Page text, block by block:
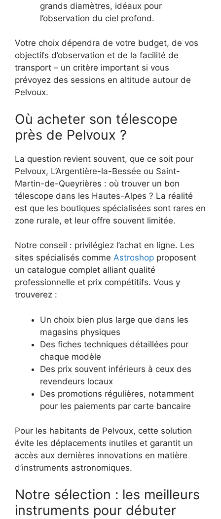
grands diamètres, idéaux pour
l’observation du ciel profond.
Votre choix dépendra de votre budget, de vos
objectifs d’observation et de la facilité de
transport – un critère important si vous
prévoyez des sessions en altitude autour de
Pelvoux.
Où acheter son télescope
près de Pelvoux ?
La question revient souvent, que ce soit pour
Pelvoux, L’Argentière-la-Bessée ou Saint-
Martin-de-Queyrières : où trouver un bon
télescope dans les Hautes-Alpes ? La réalité
est que les boutiques spécialisées sont rares en
zone rurale, et leur offre souvent limitée.
Notre conseil : privilégiez l’achat en ligne. Les
sites spécialisés comme Astroshop proposent
un catalogue complet alliant qualité
professionnelle et prix compétitifs. Vous y
trouverez :
Un choix bien plus large que dans les
magasins physiques
Des fiches techniques détaillées pour
chaque modèle
Des prix souvent inférieurs à ceux des
revendeurs locaux
Des promotions régulières, notamment
pour les paiements par carte bancaire
Pour les habitants de Pelvoux, cette solution
évite les déplacements inutiles et garantit un
accès aux dernières innovations en matière
d’instruments astronomiques.
Notre sélection : les meilleurs
instruments pour débuter